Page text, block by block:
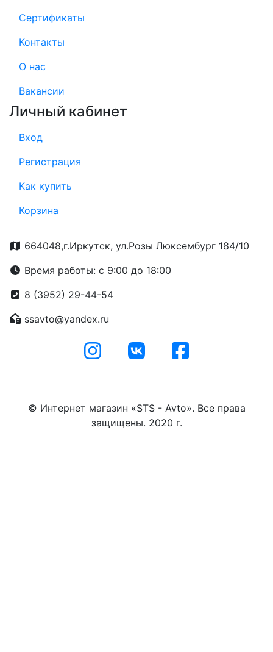
Сертификаты
Контакты
О нас
Вакансии
Личный кабинет
Вход
Регистрация
Как купить
Корзина
664048,г.Иркутск, ул.Розы Люксембург 184/10
Время работы: с 9:00 до 18:00
8 (3952) 29-44-54
ssavto@yandex.ru
© Интернет магазин «STS - Avto». Все права
защищены. 2020 г.